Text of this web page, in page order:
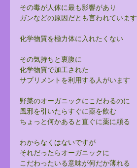
その毒が人体に最も影響があり
ガンなどの原因だとも言われています
化学物質を極力体に入れたくない
その気持ちと裏腹に
化学物質で加工された
サプリメントを利用する人がいます
野菜のオーガニックにこだわるのに
風邪を引いたらすぐに薬を飲む
ちょっと何かあると直ぐに薬に頼る
わからなくはないですが
それだったらオーガニックに
こだわったいる意味が何だか薄れる